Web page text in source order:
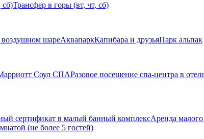
сб)Трансфер в горы (вт, чт, сб)
шареАквапаркКапибара и друзьяПарк альпак
Соул СПАРазовое посещение спа-центра в
сертификат в малый банный комплексАренда малого
(не более 5 гостей)